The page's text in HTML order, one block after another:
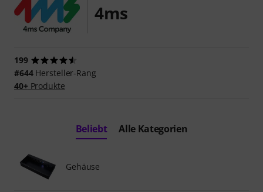
4ms
199
#644Hersteller-Rang
40+Produkte
Beliebt Alle Kategorien
Gehäuse